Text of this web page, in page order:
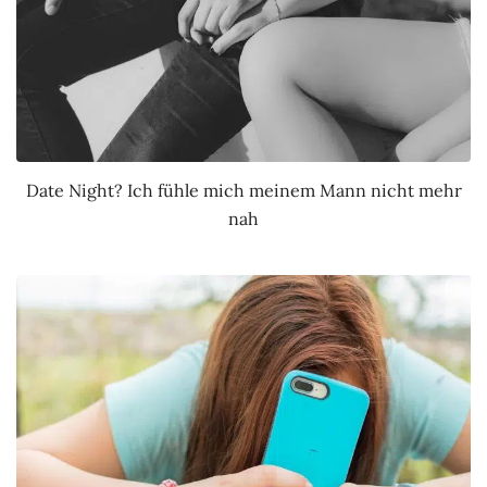
Date Night? Ich fühle mich meinem Mann nicht mehr
nah